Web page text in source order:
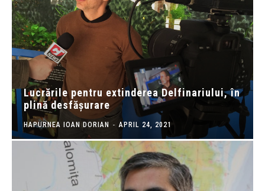
Lucrările pentru extinderea Delfinariului, în
plină desfășurare
HAPURNEA IOAN DORIAN - APRIL 24, 2021